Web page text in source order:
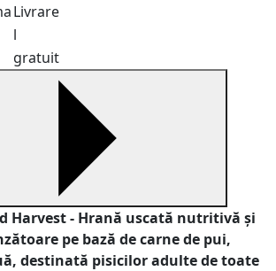
Livrare
l
gratuit
Harvest- Hrană uscată nutritivă și
pe bază de carne de pui,
destinată pisicilor adulte de toate